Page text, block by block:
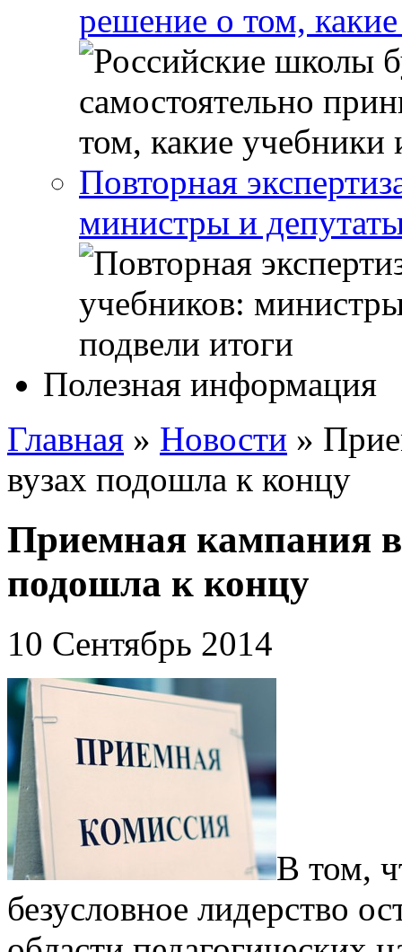
решение о том,
Повторная
министры и
Полезная информация
Главная » Новости »
вузах подошла к концу
Приемная кампания в
подошла к концу
10 Сентябрь 2014
В том,
безусловное лидерство